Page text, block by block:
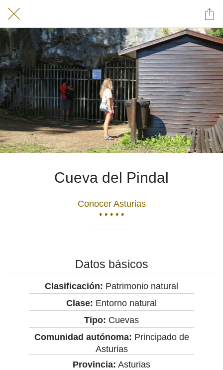
Cueva del Pindal
Conocer Asturias
• • • • •
Datos básicos
Clasificación: Patrimonio natural
Clase: Entorno natural
Tipo: Cuevas
Comunidad autónoma: Principado de
Asturias
Provincia: Asturias